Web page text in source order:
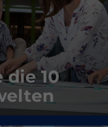
die 10